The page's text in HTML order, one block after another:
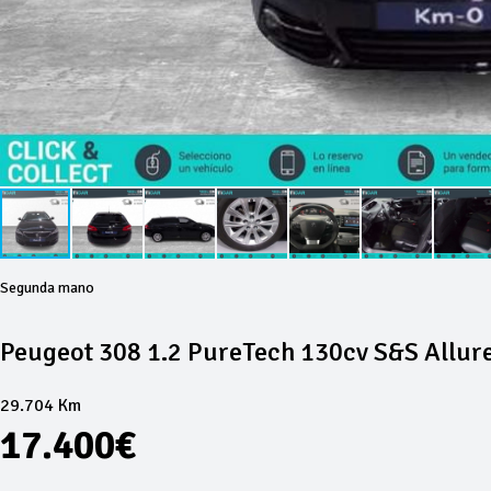
Segunda mano
Peugeot 308 1.2 PureTech 130cv S&S
29.704 Km
17.400€